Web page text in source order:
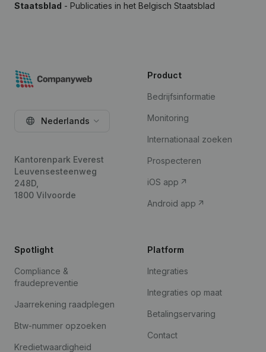
Staatsblad - Publicaties in het Belgisch Staatsblad
Nederlands
Kantorenpark Everest
Leuvensesteenweg
248D,
1800 Vilvoorde
Product
Bedrijfsinformatie
Monitoring
Internationaal zoeken
Prospecteren
iOS app
Android app
Spotlight
Compliance &
fraudepreventie
Jaarrekening raadplegen
Btw-nummer opzoeken
Kredietwaardigheid
Platform
Integraties
Integraties op maat
Betalingservaring
Contact